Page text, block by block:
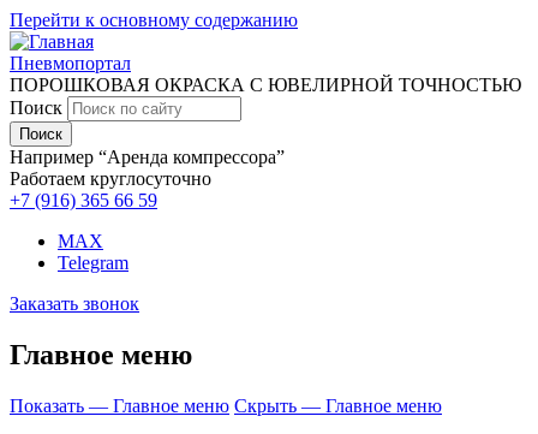
Перейти к основному содержанию
Пневмопортал
ПОРОШКОВАЯ ОКРАСКА С ЮВЕЛИРНОЙ ТОЧНОСТЬЮ
Поиск
Например “Аренда компрессора”
Работаем круглосуточно
+7 (916) 365 66 59
MAX
Telegram
Заказать звонок
Главное меню
Показать — Главное меню Скрыть — Главное меню